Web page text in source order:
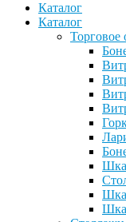
Каталог
Каталог
Торговое